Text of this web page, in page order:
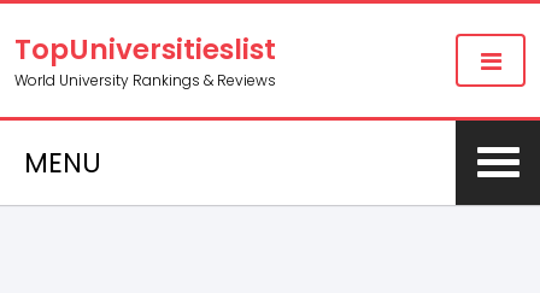
TopUniversitieslist
World University Rankings & Reviews
MENU